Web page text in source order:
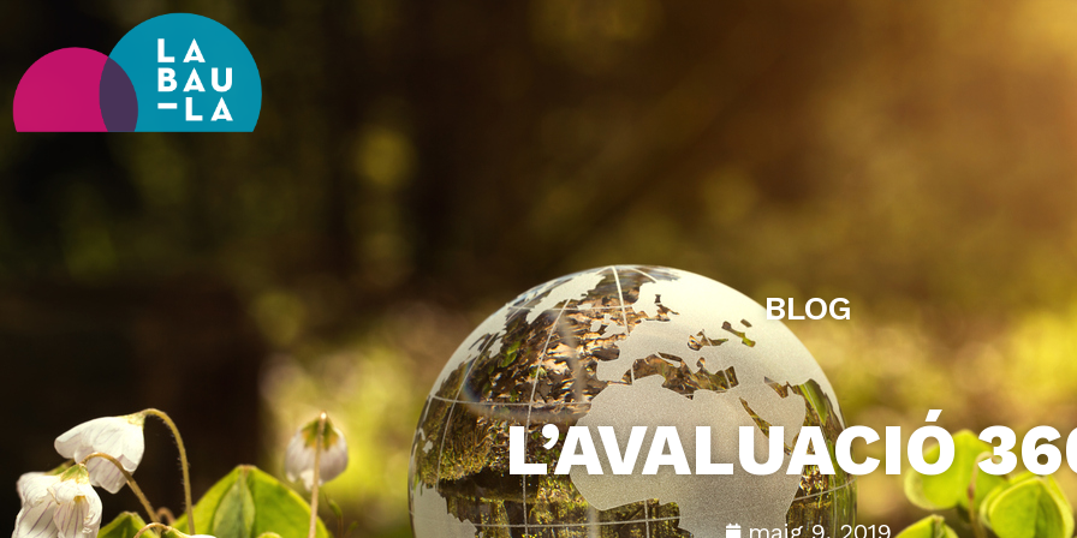
BLOG
L’AVALUACIÓ
maig 9, 2019